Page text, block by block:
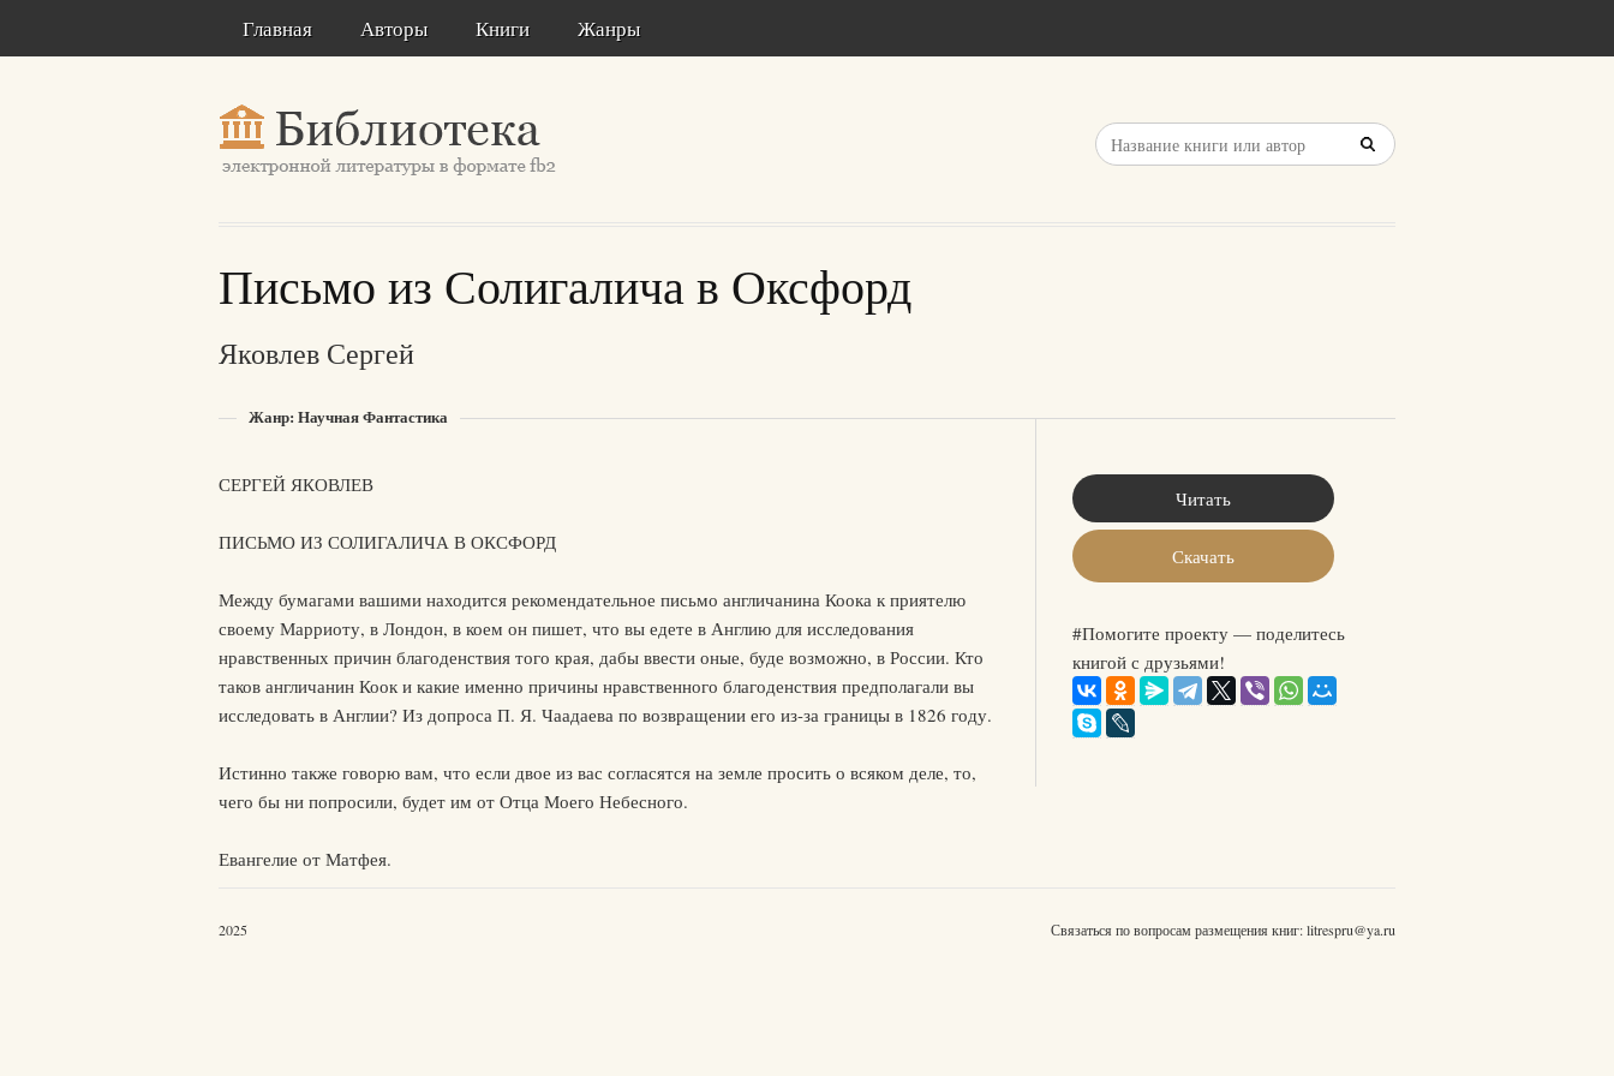
Главная Авторы Книги Жанры
Письмо из Солигалича в Оксфорд
Яковлев Сергей
Жанр: Научная Фантастика
СЕРГЕЙ ЯКОВЛЕВ
ПИСЬМО ИЗ СОЛИГАЛИЧА В ОКСФОРД
Между бумагами вашими находится рекомендательное письмо англичанина Коока к приятелю
своему Марриоту, в Лондон, в коем он пишет, что вы едете в Англию для исследования
нравственных причин благоденствия того края, дабы ввести оные, буде возможно, в России. Кто
таков англичанин Коок и какие именно причины нравственного благоденствия предполагали вы
исследовать в Англии? Из допроса П. Я. Чаадаева по возвращении его из-за границы в 1826 году.
Истинно также говорю вам, что если двое из вас согласятся на земле просить о всяком деле, то,
чего бы ни попросили, будет им от Отца Моего Небесного.
Евангелие от Матфея.
Читать
Скачать
#Помогите проекту — поделитесь
книгой с друзьями!
2025 Связаться по вопросам размещения книг:litrespru@ya.ru